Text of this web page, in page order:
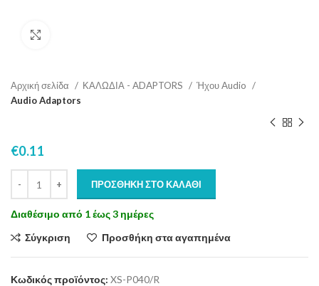
Αρχική σελίδα ΚΑΛΩΔΙΑ - ADAPTORS
Ήχου Audio
Audio Adaptors
€0.11
ΠΡΟΣΘΉΚΗ ΣΤΟ ΚΑΛΆΘΙ
Διαθέσιμο από 1 έως 3 ημέρες
Σύγκριση
Προσθήκη στα αγαπημένα
Κωδικός προϊόντος: XS-P040/R